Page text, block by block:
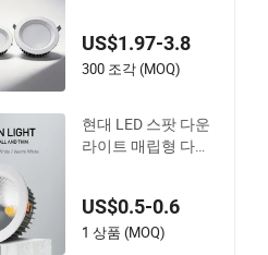
US$1.97-3.8
300 조각 (MOQ)
현대 LED 스팟 다운
라이트 매립형 다운
조명
US$0.5-0.6
1 상품 (MOQ)